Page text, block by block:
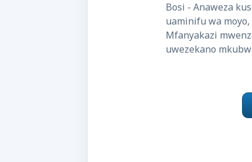
Bosi - Anaweza
uaminifu wa
Mfanyakazi
uwezekano